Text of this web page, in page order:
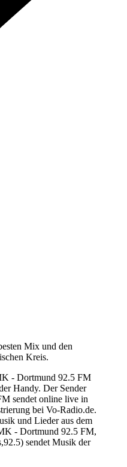
Mix und den
Kreis.
- Dortmund 92.5 FM
Handy. Der Sender
sendet online live in
bei Vo-Radio.de.
und Lieder aus dem
- Dortmund 92.5 FM,
sendet Musik der